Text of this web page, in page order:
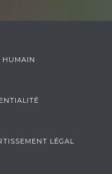
HUMAIN
LÉGAL